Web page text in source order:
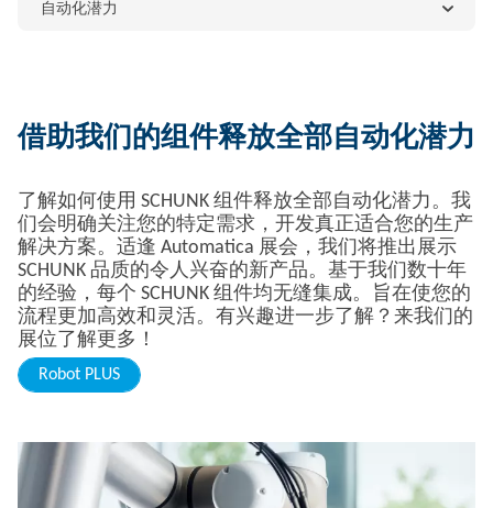
自动化潜力
借助我们的组件释放全部自动化潜力
了解如何使用 SCHUNK 组件释放全部自动化潜力。我
们会明确关注您的特定需求，开发真正适合您的生产
解决方案。适逢 Automatica 展会，我们将推出展示
SCHUNK 品质的令人兴奋的新产品。基于我们数十年
的经验，每个 SCHUNK 组件均无缝集成。旨在使您的
流程更加高效和灵活。有兴趣进一步了解？来我们的
展位了解更多！
Robot PLUS